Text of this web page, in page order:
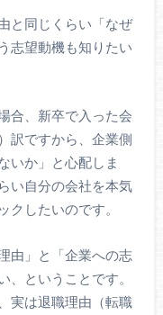
と同じくらい「なぜ
志望動機も知りたい
合、新卒で入った会
訳ですから、企業側
いか」と心配しま
い自分の会社を本気
クしたいのです。
由」と「企業への志
、ということです。
実は退職理由（転職